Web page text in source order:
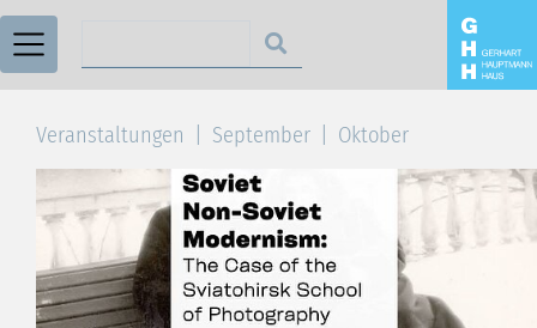
Veranstaltungen September Oktober